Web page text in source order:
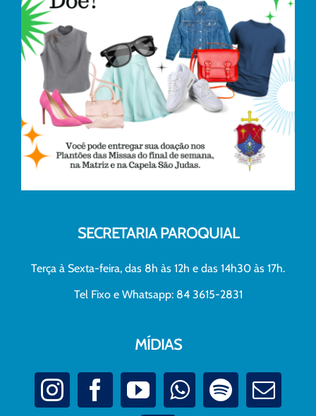
SECRETARIA PAROQUIAL
Terça à Sexta-feira, das 8h às 12h e das 14h30 às 17h.
Tel Fixo e Whatsapp: 84 3615-2831
MÍDIAS